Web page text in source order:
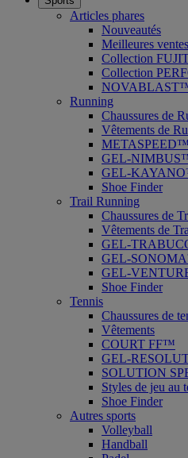
Articles phares
Nouveautés
Meilleures ventes
Collection
Collection
Running
Chaussures de
Vêtements de
METASPEED™
GEL-
GEL-
Shoe Finder
Trail Running
Chaussures de
Vêtements de
GEL-
GEL-
GEL-
Shoe Finder
Tennis
Chaussures de
Vêtements
COURT FF™
GEL-
SOLUTION
Styles de jeu au
Shoe Finder
Autres sports
Volleyball
Handball